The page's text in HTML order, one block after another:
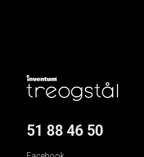
51 88 46 50